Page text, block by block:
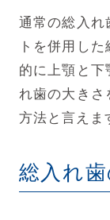
通常の総入れ
トを併用し
的に上顎と下
れ歯の大きさ
方法と言えま
総入れ歯